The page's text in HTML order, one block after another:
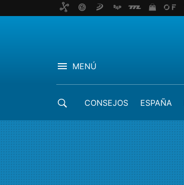
MENÚ
CONSEJOS ESPAÑA